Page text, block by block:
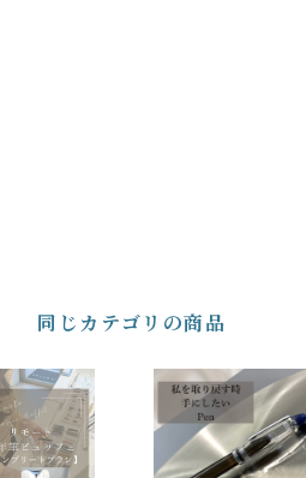
同じカテゴリの商品